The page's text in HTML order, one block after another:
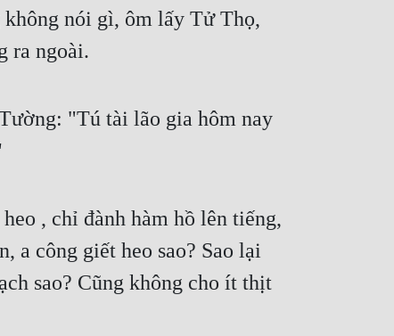
nói gì, ôm lấy Tử Thọ,
ra ngoài.
"Tú tài lão gia hôm nay
, chỉ đành hàm hồ lên tiếng,
a công giết heo sao? Sao lại
sao? Cũng không cho ít thịt